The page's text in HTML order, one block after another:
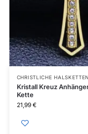
CHRISTLICHE
Kristall Kreuz
Kette
21,99 €